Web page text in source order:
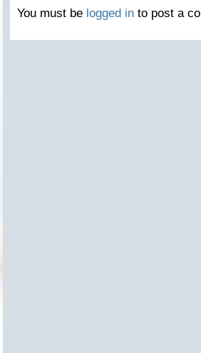
You must be logged in to post a